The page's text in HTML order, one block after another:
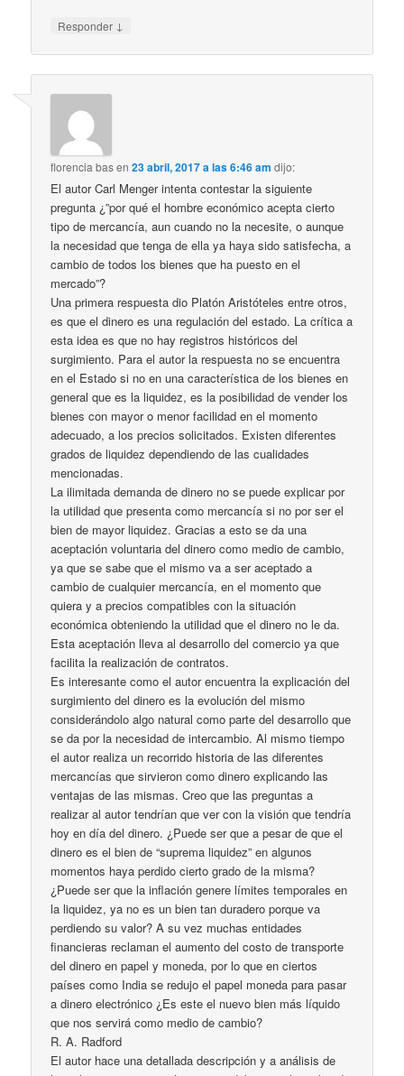
Responder ↓
florencia basen23 abril, 2017 a las 6:46 am dijo:
El autor Carl Menger intenta contestar la siguiente
pregunta ¿”por qué el hombre económico acepta cierto
tipo de mercancía, aun cuando no la necesite, o aunque
la necesidad que tenga de ella ya haya sido satisfecha, a
cambio de todos los bienes que ha puesto en el
mercado”?
Una primera respuesta dio Platón Aristóteles entre otros,
es que el dinero es una regulación del estado. La crítica a
esta idea es que no hay registros históricos del
surgimiento. Para el autor la respuesta no se encuentra
en el Estado si no en una característica de los bienes en
general que es la liquidez, es la posibilidad de vender los
bienes con mayor o menor facilidad en el momento
adecuado, a los precios solicitados. Existen diferentes
grados de liquidez dependiendo de las cualidades
mencionadas.
La ilimitada demanda de dinero no se puede explicar por
la utilidad que presenta como mercancía si no por ser el
bien de mayor liquidez. Gracias a esto se da una
aceptación voluntaria del dinero como medio de cambio,
ya que se sabe que el mismo va a ser aceptado a
cambio de cualquier mercancía, en el momento que
quiera y a precios compatibles con la situación
económica obteniendo la utilidad que el dinero no le da.
Esta aceptación lleva al desarrollo del comercio ya que
facilita la realización de contratos.
Es interesante como el autor encuentra la explicación del
surgimiento del dinero es la evolución del mismo
considerándolo algo natural como parte del desarrollo que
se da por la necesidad de intercambio. Al mismo tiempo
el autor realiza un recorrido historia de las diferentes
mercancías que sirvieron como dinero explicando las
ventajas de las mismas. Creo que las preguntas a
realizar al autor tendrían que ver con la visión que tendría
hoy en día del dinero. ¿Puede ser que a pesar de que el
dinero es el bien de “suprema liquidez” en algunos
momentos haya perdido cierto grado de la misma?
¿Puede ser que la inflación genere límites temporales en
la liquidez, ya no es un bien tan duradero porque va
perdiendo su valor? A su vez muchas entidades
financieras reclaman el aumento del costo de transporte
del dinero en papel y moneda, por lo que en ciertos
países como India se redujo el papel moneda para pasar
a dinero electrónico ¿Es este el nuevo bien más líquido
que nos servirá como medio de cambio?
R. A. Radford
El autor hace una detallada descripción y a análisis de